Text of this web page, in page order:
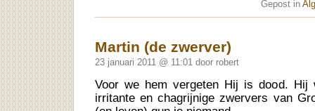
Gepost in
Martin (de zwerver)
23 januari 2011 @ 11:01 door robert
Voor we hem vergeten Hij is dood. Hij
irritante en chagrijnige zwervers van